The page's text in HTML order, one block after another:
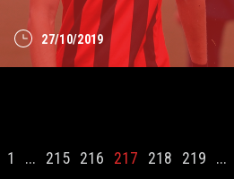
27/10/2019
1 ... 215 216 217 218 219 ...